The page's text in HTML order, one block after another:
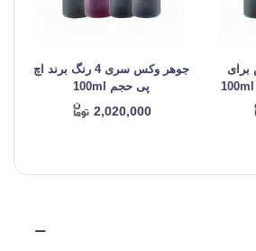
جوهر وکس سری 4 رنگ برند اچ
پی حجم 100ml
2,020,000